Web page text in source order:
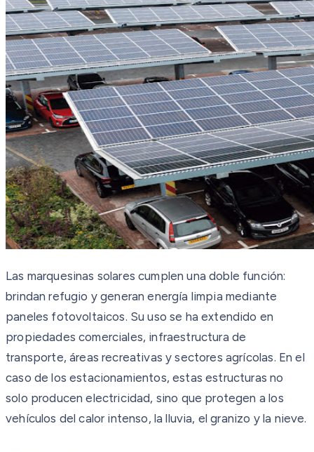
Las marquesinas solares cumplen una doble función:
brindan refugio y generan energía limpia mediante
paneles fotovoltaicos. Su uso se ha extendido en
propiedades comerciales, infraestructura de
transporte, áreas recreativas y sectores agrícolas. En el
caso de los estacionamientos, estas estructuras no
solo producen electricidad, sino que protegen a los
vehículos del calor intenso, la lluvia, el granizo y la nieve.